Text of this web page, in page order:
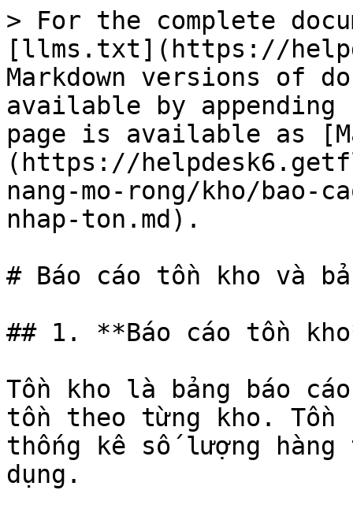
> For the complete
[llms.txt](https://
Markdown versions of
available by
page is available as
(https://
nang-mo-rong/kho/bao-
nhap-ton.md).
# Báo cáo tồn kho và
## 1. **Báo cáo tồn
Tồn kho là bảng báo
tồn theo từng kho.
thống kê số lượng
dụng.